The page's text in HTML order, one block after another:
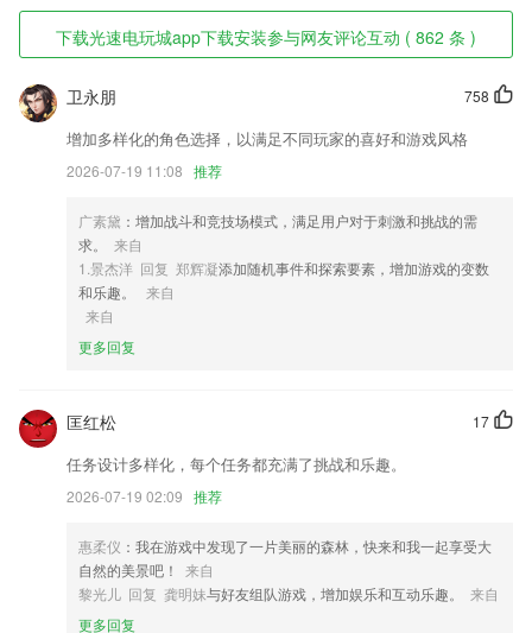
光速电玩城app下载安装软件特色
1,向左滑动通知以管理，查看或清除通知。
2,业务处理：客户跟进，拜访，任务，配送等
3,不断地为你积累各类知识；
4,【免费】不要钱~不要豆~不要青菜和肉肉~因为这里都是免费~免费
5,专题课听热点难点：价格低至0元起，热点难点易错点，在专题课都能
听到，还有男神陪读、深夜课堂等精彩专题在等你。
6,离线工作
光速电玩城app下载安装软件优势
2.每个成语详情包含成语的发音、含义、出处、例子等内容。
3.操作简单，通过软件选择自己想要了解的作文分类进行学习查阅即可，
轻松上手
4.◆名师详解真题，透析直击命题
5.为所有备战公务员考试的小伙伴们提供在线整卷模考，模拟考试真实氛
围，营造竞争环境，快速进入备考状态。
6.查看与孩子有关的消息通知，接受机构发的推送
下载光速电玩城app下载安装参与网友评论互动 ( 862 条 )
758
卫永朋
增加多样化的角色选择，以满足不同玩家的喜好和游戏风格
2026-07-19 11:08 推荐
广素黛 ：增加战斗和竞技场模式，满足用户对于刺激和挑战的需
求。
来自
1.景杰洋 回复 郑辉凝添加随机事件和探索要素，增加游戏的变数
和乐趣。
来自
来自
更多回复
17
匡红松
任务设计多样化，每个任务都充满了挑战和乐趣。
2026-07-19 02:09 推荐
惠柔仪 ：我在游戏中发现了一片美丽的森林，快来和我一起享受大
自然的美景吧！
来自
黎光儿 回复 龚明妹与好友组队游戏，增加娱乐和互动乐趣。
来自
更多回复